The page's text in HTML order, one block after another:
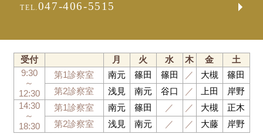
TEL. 047-406-5515
受付 月 火 水 木 金
土
9:30
～
12:30
第1診察室 南元 篠田 篠田 ／ 大槻
篠田
第2診察室
浅見 南元 谷口 ／ 上田
岸野
14:30
～
18:30
第1診察室 南元 篠田 ／ ／ 大槻
正木
第2診察室
浅見 南元 ／ ／ 大藤 岸野